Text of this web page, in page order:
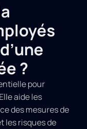
?
pour
aide les
des mesures de
les risques de